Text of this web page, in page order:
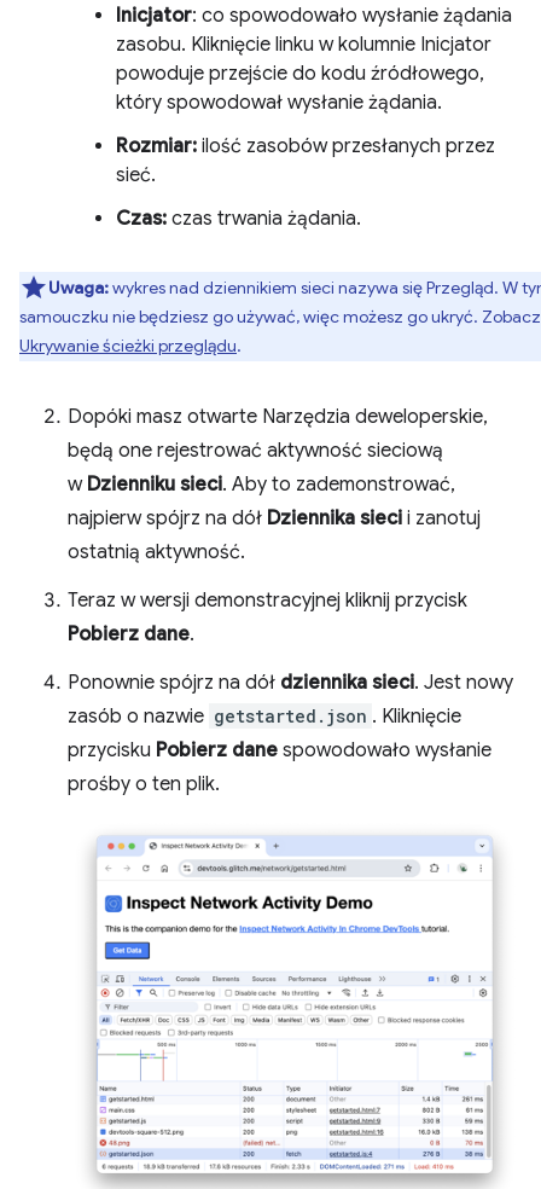
Inicjator: co spowodowało wysłanie żądania
zasobu. Kliknięcie linku w kolumnie Inicjator
powoduje przejście do kodu źródłowego,
który spowodował wysłanie żądania.
Rozmiar: ilość zasobów przesłanych przez
sieć.
Czas: czas trwania żądania.
Uwaga:wykres nad dziennikiem sieci nazywa się Przegląd. W
samouczku nie będziesz go używać, więc możesz go ukryć. Zobacz
Ukrywanie ścieżki przeglądu.
Dopóki masz otwarte Narzędzia deweloperskie,
będą one rejestrować aktywność sieciową
w Dzienniku sieci. Aby to zademonstrować,
najpierw spójrz na dół Dziennika sieci i zanotuj
ostatnią aktywność.
Teraz w wersji demonstracyjnej kliknij przycisk
Pobierz dane.
Ponownie spójrz na dół dziennika sieci. Jest nowy
zasób o nazwie getstarted.json . Kliknięcie
przycisku Pobierz dane spowodowało wysłanie
prośby o ten plik.